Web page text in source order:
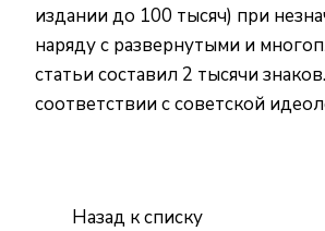
издании до 100 тысяч) при
наряду с развернутыми и
статьи составил 2 тысячи
соответствии с советской
Назад к списку